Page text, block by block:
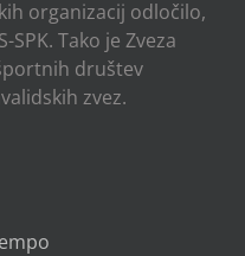
organizacij odločilo,
Tako je Zveza
društev
zvez.